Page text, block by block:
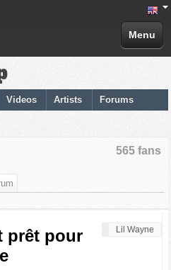
Menu
Videos Artists Forums
565 fans
Lil Wayne
prêt pour